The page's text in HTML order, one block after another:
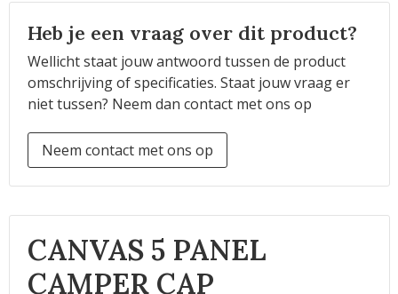
Heb je een vraag over dit product?
Wellicht staat jouw antwoord tussen de product
omschrijving of specificaties. Staat jouw vraag er
niet tussen? Neem dan contact met ons op
Neem contact met ons op
CANVAS 5 PANEL
CAMPER CAP